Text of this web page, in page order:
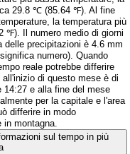
29.8 ℃ (85.64 ℉). Al fine
la temperatura più
℉). Il numero medio di giorni
delle precipitazioni è 4.6 mm
numero). Quando
reale potrebbe differire
di questo mese è di
14:27 e alla fine del mese
per la capitale e l'area
differire in modo
in montagna.
sul tempo in più